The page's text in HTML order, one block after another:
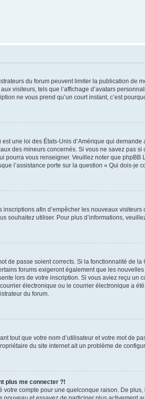
du forum peuvent limiter la publication
visiteurs, tels que l’affichage d’avatars
ne vous prend qu’un court instant, c’est
une loi des États-Unis d’Amérique qui
des mineurs concernés. Si vous ne savez pas
vous renseigner. Veuillez noter que
l’assistance porte sur la question « Qui dois-je
afin d’empêcher les nouveaux
souhaitez utiliser. Pour plus d’informations,
de passe soient corrects. Si la fonctionnalité de
forums exigeront également que les
lors de votre inscription. Si vous aviez reçu
électronique ou le courrier électronique a
du forum.
tout que votre nom d’utilisateur et votre mot de
du site internet ait un problème de
plus me connecter ?!
votre compte pour une quelconque raison. De